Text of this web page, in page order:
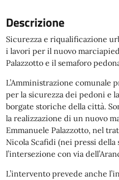
Descrizione
Sicurezza e riqualificazione
i lavori per il nuovo
Palazzotto e il semaforo
L’Amministrazione comunale
per la sicurezza dei pedoni e
borgate storiche della città.
la realizzazione di un nuovo
Emmanuele Palazzotto, nel
Nicola Scafidi (nei pressi
l’intersezione con via
L’intervento prevede anche